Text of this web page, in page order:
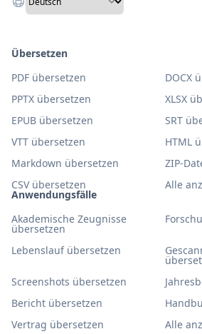
Anwendungsfälle
Akademische Zeugnisse
übersetzen
Lebenslauf übersetzen
Screenshots übersetzen
Bericht übersetzen
Vertrag übersetzen
Alle
Übersetzen
PDF übersetzen
DOCX
PPTX übersetzen
XLSX
EPUB übersetzen
SRT
VTT übersetzen
HTML
Markdown übersetzen
ZIP-
CSV übersetzen
Alle